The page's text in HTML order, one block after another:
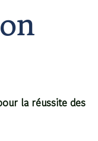
la réussite des